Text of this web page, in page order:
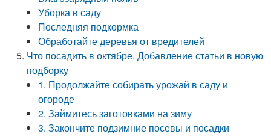
Уборка в саду
Последняя подкормка
Обработайте деревья от вредителей
Что посадить в октябре. Добавление статьи в новую
подборку
1. Продолжайте собирать урожай в саду и
огороде
2. Займитесь заготовками на зиму
3. Закончите подзимние посевы и посадки